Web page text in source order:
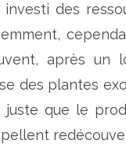
des
après un
des plantes
juste que le